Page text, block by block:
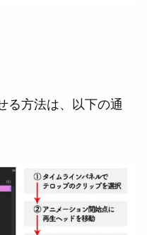
る方法は、以下の通